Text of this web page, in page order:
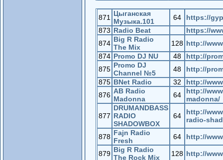
871
Цыганская
Музыка.101
64
https://
873 Radio Beat
https://
874 Big R Radio
The Mix
128 http://
874 Promo DJ NU 48
http://
875 Promo DJ
Channel №5
48
http://
875 BNet Radio 32
http://
876 AB Radio
Madonna
64
http://
madonna/
877
DRUMANDBASS
RADIO
SHADOWBOX
64
http://
radio-
878 Fajn Radio
Fresh
64 http://
879 Big R Radio
The Rock Mix
128 http://